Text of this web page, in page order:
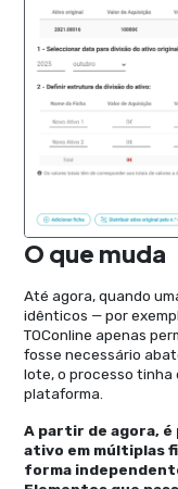
O que muda
Até agora, quando
idênticos — por
TOConline apenas
fosse necessário
lote, o processo tinha
plataforma.
A partir de agora, é
ativo em múltiplas
forma